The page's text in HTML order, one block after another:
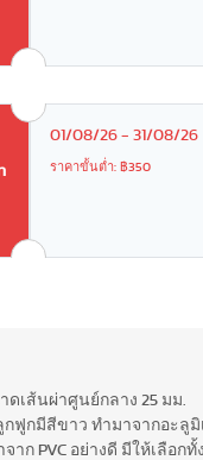
01/08/26 - 31/08/26
ราคาขั้นต่ำ: ฿350
ดเส้นผ่าศูนย์กลาง 25 มม.
กฟูกมีสีขาว ทำมาจากอะลูมิ
าก PVC อย่างดี มีให้เลือกทั้